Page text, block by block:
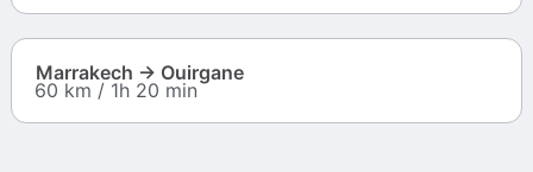
Marrakech → Ouirgane
60 km / 1h 20 min